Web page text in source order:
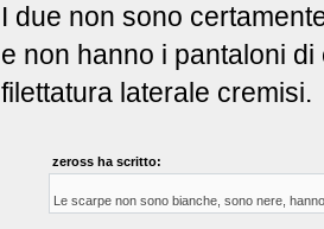
I due non sono
e non hanno i pantaloni
filettatura laterale cremisi.
zeross ha scritto:
Le scarpe non sono bianche, sono nere,